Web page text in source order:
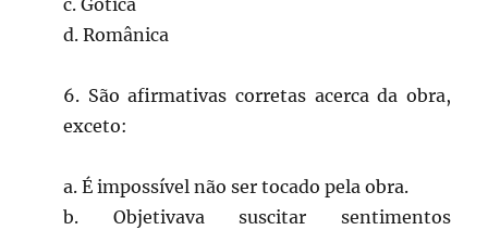
c. Gótica
d. Românica
6. São afirmativas corretas acerca da obra,
exceto:
a. É impossível não ser tocado pela obra.
b. Objetivava suscitar sentimentos